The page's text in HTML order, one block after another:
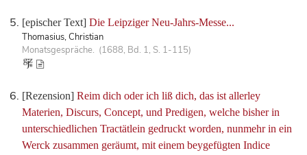
[epischer Text] Die Leipziger Neu-Jahrs-Messe...
Thomasius, Christian
Monatsgespräche. (1688, Bd. 1, S. 1-115)
[Rezension] Reim dich oder ich liß dich, das ist allerley
Materien, Discurs, Concept, und Predigen, welche bisher in
unterschiedlichen Tractätlein gedruckt worden, nunmehr in ein
Werck zusammen geräumt, mit einem beygefügten Indice